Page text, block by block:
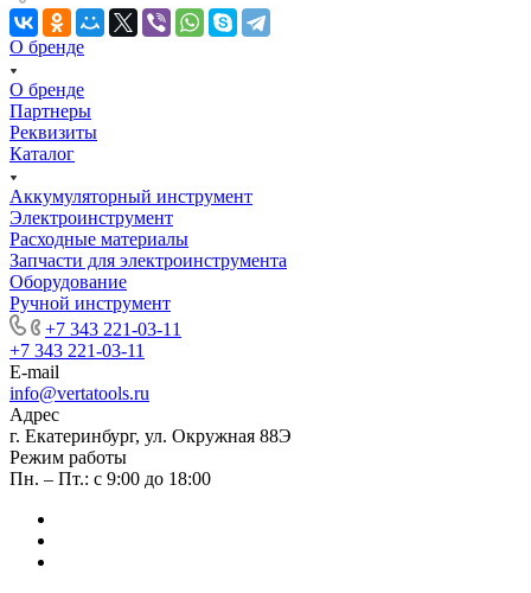
О бренде
О бренде
Партнеры
Реквизиты
Каталог
Аккумуляторный инструмент
Электроинструмент
Расходные материалы
Запчасти для электроинструмента
Оборудование
Ручной инструмент
+7 343 221-03-11
+7 343 221-03-11
E-mail
info@vertatools.ru
Адрес
г. Екатеринбург, ул. Окружная 88Э
Режим работы
Пн. – Пт.: с 9:00 до 18:00